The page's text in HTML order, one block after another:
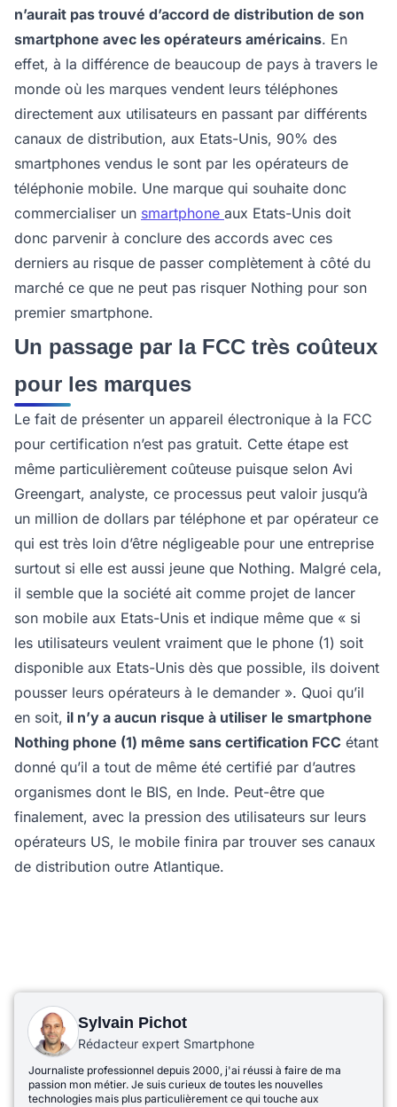
n’aurait pas trouvé d’accord de distribution de son
smartphone avec les opérateurs américains. En
effet, à la différence de beaucoup de pays à travers le
monde où les marques vendent leurs téléphones
directement aux utilisateurs en passant par différents
canaux de distribution, aux Etats-Unis, 90% des
smartphones vendus le sont par les opérateurs de
téléphonie mobile. Une marque qui souhaite donc
commercialiser un smartphone aux Etats-Unis doit
donc parvenir à conclure des accords avec ces
derniers au risque de passer complètement à côté du
marché ce que ne peut pas risquer Nothing pour son
premier smartphone.
Un passage par la FCC très coûteux
pour les marques
Le fait de présenter un appareil électronique à la FCC
pour certification n’est pas gratuit. Cette étape est
même particulièrement coûteuse puisque selon Avi
Greengart, analyste, ce processus peut valoir jusqu’à
un million de dollars par téléphone et par opérateur ce
qui est très loin d’être négligeable pour une entreprise
surtout si elle est aussi jeune que Nothing. Malgré cela,
il semble que la société ait comme projet de lancer
son mobile aux Etats-Unis et indique même que « si
les utilisateurs veulent vraiment que le phone (1) soit
disponible aux Etats-Unis dès que possible, ils doivent
pousser leurs opérateurs à le demander ». Quoi qu’il
en soit, il n’y a aucun risque à utiliser le smartphone
Nothing phone (1) même sans certification FCC étant
donné qu’il a tout de même été certifié par d’autres
organismes dont le BIS, en Inde. Peut-être que
finalement, avec la pression des utilisateurs sur leurs
opérateurs US, le mobile finira par trouver ses canaux
de distribution outre Atlantique.
Sylvain Pichot
Rédacteur expert Smartphone
Journaliste professionnel depuis 2000, j'ai réussi à faire de ma
passion mon métier. Je suis curieux de toutes les nouvelles
technologies mais plus particulièrement ce qui touche aux